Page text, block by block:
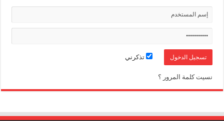
تذكرني
نسيت كلمة المرور ؟